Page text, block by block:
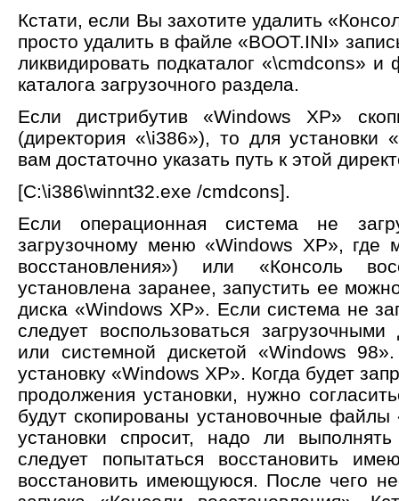
Кстати, если Вы захотите удалить
просто удалить в файле «BOOT.INI»
ликвидировать подкаталог «\cmdcons»
каталога загрузочного раздела.
Если дистрибутив «Windows XP»
(директория «\i386»), то для установки
вам достаточно указать путь к этой
[C:\i386\winnt32.exe /cmdcons].
Если операционная система не
загрузочному меню «Windows XP», где
восстановления») или «Консоль
установлена заранее, запустить ее
диска «Windows XP». Если система не
следует воспользоваться
или системной дискетой «Windows
установку «Windows XP». Когда будет
продолжения установки, нужно
будут скопированы установочные
установки спросит, надо ли
следует попытаться восстановить
восстановить имеющуюся. После чего